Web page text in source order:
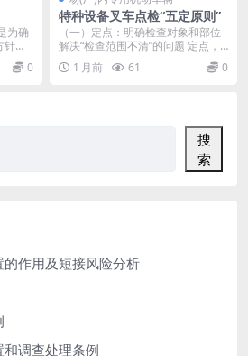
为确
和
0
特种设备叉车点检“五定原则”
（一）定点：明确检查对象和部位
解决“检查范围不清”的问题 定点，
是指在点检制度...
1 月前 61 0
搜
索
作用及短接风险分析
调查处理条例